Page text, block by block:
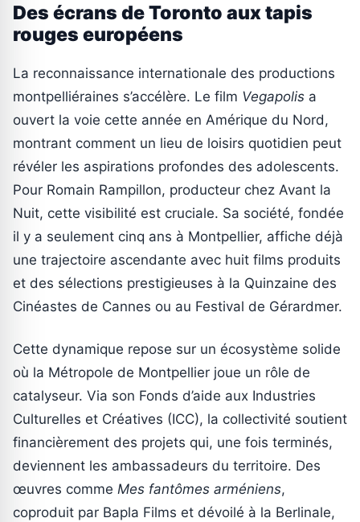
Des écrans de Toronto aux tapis
rouges européens
La reconnaissance internationale des productions
montpelliéraines s’accélère. Le film Vegapolis a
ouvert la voie cette année en Amérique du Nord,
montrant comment un lieu de loisirs quotidien peut
révéler les aspirations profondes des adolescents.
Pour Romain Rampillon, producteur chez Avant la
Nuit, cette visibilité est cruciale. Sa société, fondée
il y a seulement cinq ans à Montpellier, affiche déjà
une trajectoire ascendante avec huit films produits
et des sélections prestigieuses à la Quinzaine des
Cinéastes de Cannes ou au Festival de Gérardmer.
Cette dynamique repose sur un écosystème solide
où la Métropole de Montpellier joue un rôle de
catalyseur. Via son Fonds d’aide aux Industries
Culturelles et Créatives (ICC), la collectivité soutient
financièrement des projets qui, une fois terminés,
deviennent les ambassadeurs du territoire. Des
œuvres comme Mes fantômes arméniens,
coproduit par Bapla Films et dévoilé à la Berlinale,